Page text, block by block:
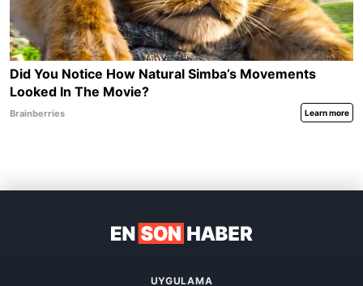
UYGULAMA